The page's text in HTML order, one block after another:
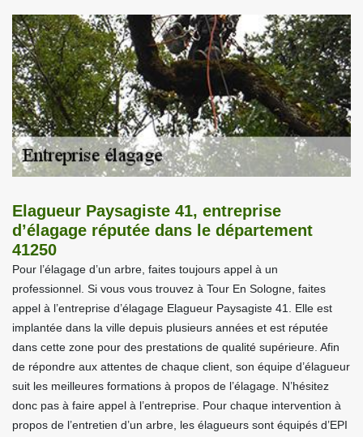
Elagueur Paysagiste 41, entreprise
d’élagage réputée dans le département
41250
Pour l’élagage d’un arbre, faites toujours appel à un
professionnel. Si vous vous trouvez à Tour En Sologne, faites
appel à l’entreprise d’élagage Elagueur Paysagiste 41. Elle est
implantée dans la ville depuis plusieurs années et est réputée
dans cette zone pour des prestations de qualité supérieure. Afin
de répondre aux attentes de chaque client, son équipe d’élagueur
suit les meilleures formations à propos de l’élagage. N’hésitez
donc pas à faire appel à l’entreprise. Pour chaque intervention à
propos de l’entretien d’un arbre, les élagueurs sont équipés d’EPI